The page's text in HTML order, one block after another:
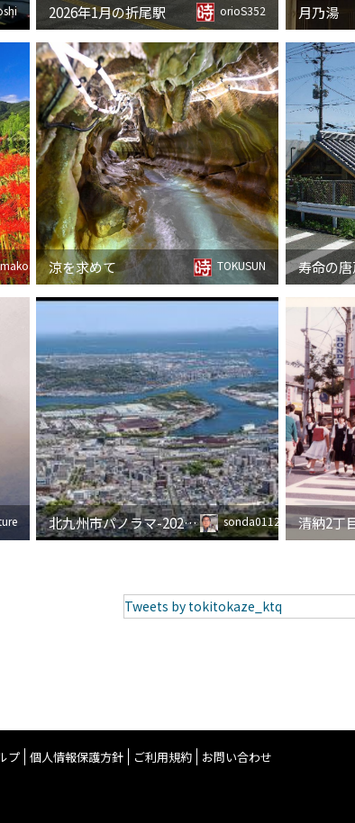
2026年1月の折尾駅 orioS352 月乃湯
mako3 涼を求めて TOKUSUN 寿命の
北九州市パノラマ-2025_05_04 sonda0112 清納2丁
Tweets by tokitokaze_ktq
プ 個人情報保護方針 ご利用規約 お問い合わせ